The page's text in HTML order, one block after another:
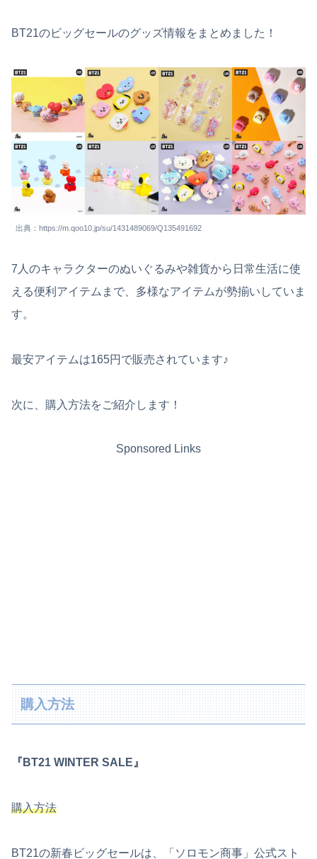
BT21のビッグセールのグッズ情報をまとめました！
出典：https://m.qoo10.jp/su/1431489069/Q135491692
7人のキャラクターのぬいぐるみや雑貨から日常生活に使
える便利アイテムまで、多様なアイテムが勢揃いしていま
す。
最安アイテムは165円で販売されています♪
次に、購入方法をご紹介します！
Sponsored Links
購入方法
『BT21 WINTER SALE』
購入方法
BT21の新春ビッグセールは、「ソロモン商事」公式スト